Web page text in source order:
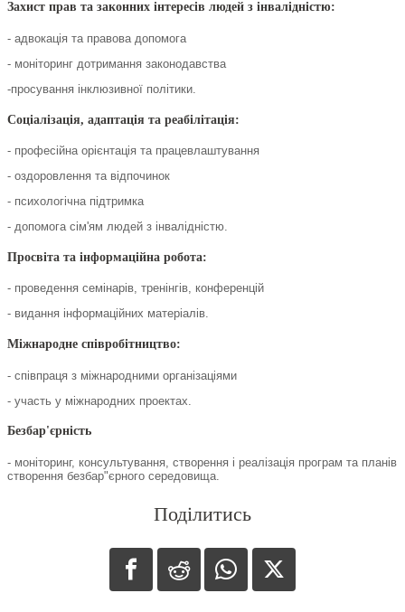
Захист прав та законних інтересів людей з інвалідністю:
- адвокація та правова допомога
- моніторинг дотримання законодавства
-просування інклюзивної політики.
Соціалізація, адаптація та реабілітація:
- професійна орієнтація та працевлаштування
- оздоровлення та відпочинок
- психологічна підтримка
- допомога сім'ям людей з інвалідністю.
Просвіта та інформаційна робота:
- проведення семінарів, тренінгів, конференцій
- видання інформаційних матеріалів.
Міжнародне співробітництво:
- співпраця з міжнародними організаціями
- участь у міжнародних проектах.
Безбар'єрність
- моніторинг, консультування, створення і реалізація програм та планів
створення безбар"єрного середовища.
Поділитись